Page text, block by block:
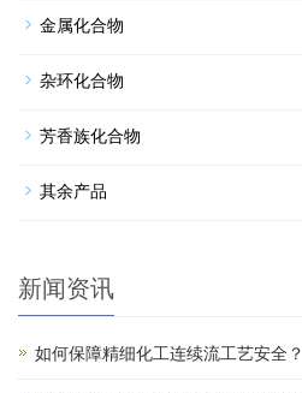
金属化合物
杂环化合物
芳香族化合物
其余产品
新闻资讯
如何保障精细化工连续流工艺安全？